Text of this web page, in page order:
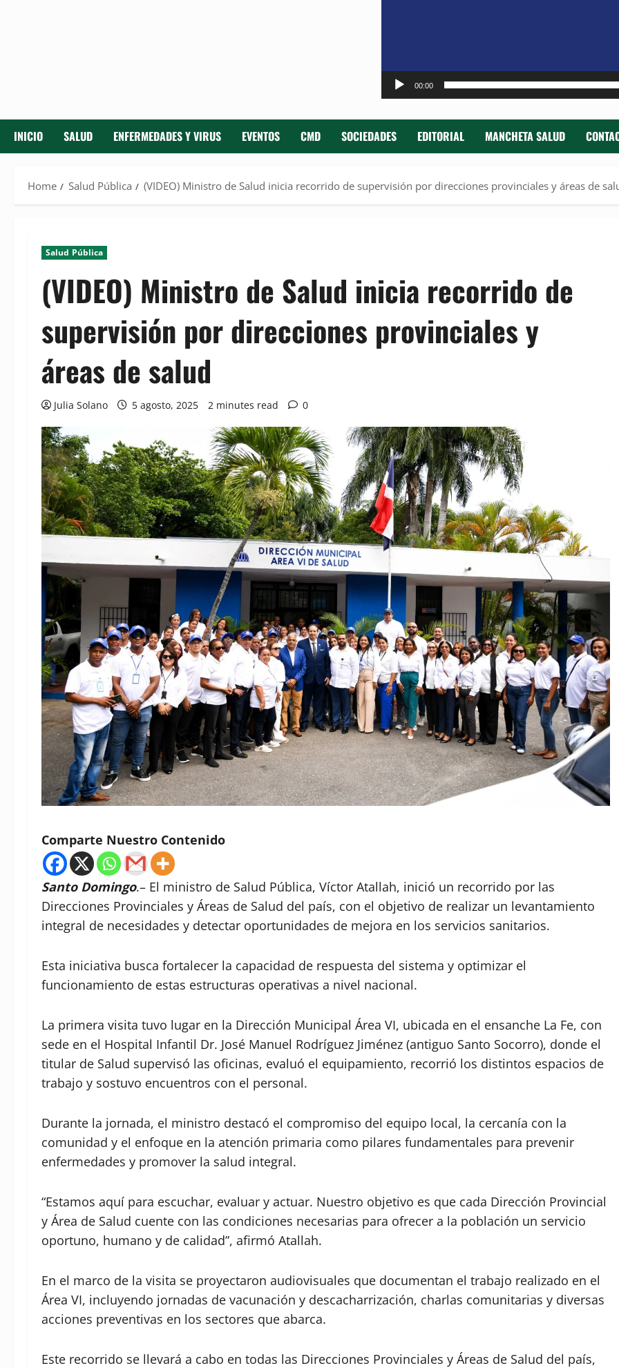
00:00
INICIO SALUD ENFERMEDADES Y VIRUS EVENTOS CMD SOCIEDADES EDITORIAL MANCHETA SALUD
Home Salud Pública (VIDEO) Ministro de Salud inicia recorrido de supervisión por direcciones provinciales y áreas de
Salud Pública
(VIDEO) Ministro de Salud inicia recorrido de
supervisión por direcciones provinciales y
áreas de salud
Julia Solano 5 agosto, 2025 2 minutes read 0
Comparte Nuestro Contenido
Santo Domingo.– El ministro de Salud Pública, Víctor Atallah, inició un recorrido por las
Direcciones Provinciales y Áreas de Salud del país, con el objetivo de realizar un levantamiento
integral de necesidades y detectar oportunidades de mejora en los servicios sanitarios.
Esta iniciativa busca fortalecer la capacidad de respuesta del sistema y optimizar el
funcionamiento de estas estructuras operativas a nivel nacional.
La primera visita tuvo lugar en la Dirección Municipal Área VI, ubicada en el ensanche La Fe, con
sede en el Hospital Infantil Dr. José Manuel Rodríguez Jiménez (antiguo Santo Socorro), donde el
titular de Salud supervisó las oficinas, evaluó el equipamiento, recorrió los distintos espacios de
trabajo y sostuvo encuentros con el personal.
Durante la jornada, el ministro destacó el compromiso del equipo local, la cercanía con la
comunidad y el enfoque en la atención primaria como pilares fundamentales para prevenir
enfermedades y promover la salud integral.
“Estamos aquí para escuchar, evaluar y actuar. Nuestro objetivo es que cada Dirección Provincial
y Área de Salud cuente con las condiciones necesarias para ofrecer a la población un servicio
oportuno, humano y de calidad”, afirmó Atallah.
En el marco de la visita se proyectaron audiovisuales que documentan el trabajo realizado en el
Área VI, incluyendo jornadas de vacunación y descacharrización, charlas comunitarias y diversas
acciones preventivas en los sectores que abarca.
Este recorrido se llevará a cabo en todas las Direcciones Provinciales y Áreas de Salud del país,